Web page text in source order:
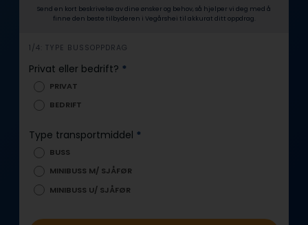
Send en kort beskrivelse av dine ønsker og behov, så hjelper vi deg med å
finne den beste tilbyderen i Vegårshei til akkurat ditt oppdrag.
i
n
o
d
1/4: TYPE BUSSOPPDRAG
Privat eller bedrift? *
PRIVAT
BEDRIFT
Type transportmiddel *
BUSS
MINIBUSS M/ SJÅFØR
MINIBUSS U/ SJÅFØR